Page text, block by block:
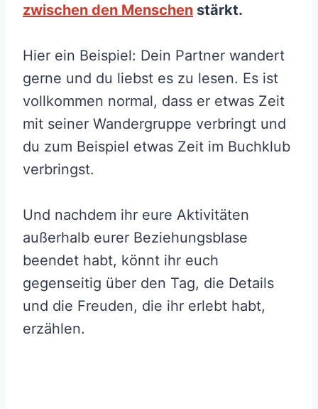
zwischen den Menschen stärkt.
Hier ein Beispiel: Dein Partner wandert
gerne und du liebst es zu lesen. Es ist
vollkommen normal, dass er etwas Zeit
mit seiner Wandergruppe verbringt und
du zum Beispiel etwas Zeit im Buchklub
verbringst.
Und nachdem ihr eure Aktivitäten
außerhalb eurer Beziehungsblase
beendet habt, könnt ihr euch
gegenseitig über den Tag, die Details
und die Freuden, die ihr erlebt habt,
erzählen.